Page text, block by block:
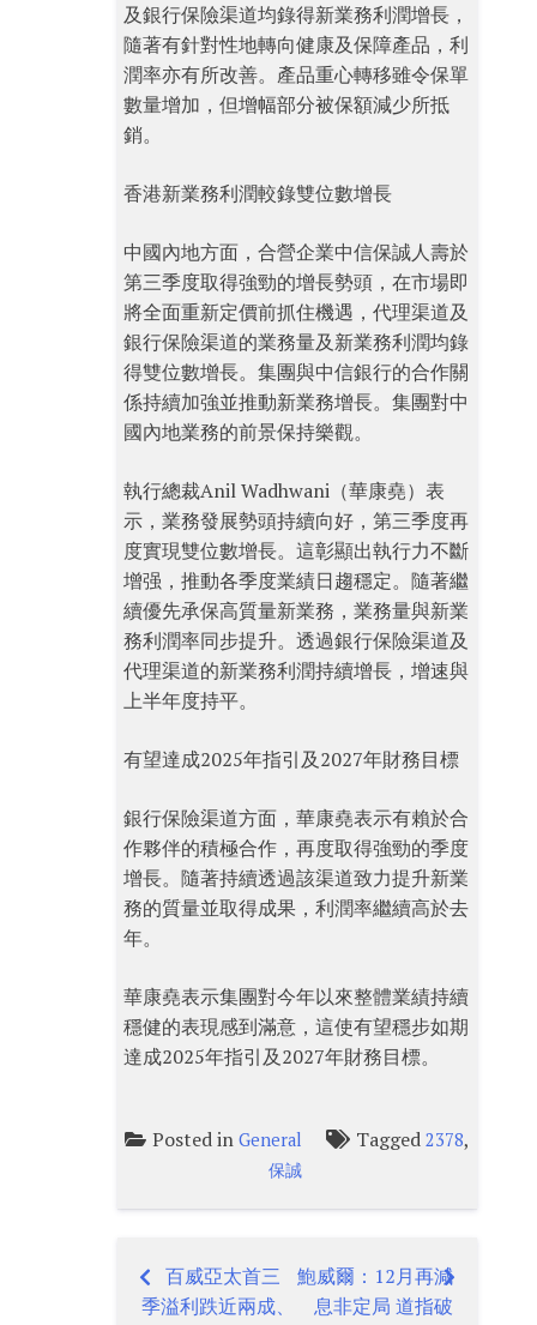
及銀行保險渠道均錄得新業務利潤增長，
隨著有針對性地轉向健康及保障產品，利
潤率亦有所改善。產品重心轉移雖令保單
數量增加，但增幅部分被保額減少所抵
銷。
香港新業務利潤較錄雙位數增長
中國內地方面，合營企業中信保誠人壽於
第三季度取得強勁的增長勢頭，在市場即
將全面重新定價前抓住機遇，代理渠道及
銀行保險渠道的業務量及新業務利潤均錄
得雙位數增長。集團與中信銀行的合作關
係持續加強並推動新業務增長。集團對中
國內地業務的前景保持樂觀。
執行總裁Anil Wadhwani（華康堯）表
示，業務發展勢頭持續向好，第三季度再
度實現雙位數增長。這彰顯出執行力不斷
增强，推動各季度業績日趨穩定。隨著繼
續優先承保高質量新業務，業務量與新業
務利潤率同步提升。透過銀行保險渠道及
代理渠道的新業務利潤持續增長，增速與
上半年度持平。
有望達成2025年指引及2027年財務目標
銀行保險渠道方面，華康堯表示有賴於合
作夥伴的積極合作，再度取得強勁的季度
增長。隨著持續透過該渠道致力提升新業
務的質量並取得成果，利潤率繼續高於去
年。
華康堯表示集團對今年以來整體業績持續
穩健的表現感到滿意，這使有望穩步如期
達成2025年指引及2027年財務目標。
Posted inGeneral Tagged2378,
保誠
Post
百威亞太首三
季溢利跌近兩成、
鮑威爾：12月再減
息非定局 道指破